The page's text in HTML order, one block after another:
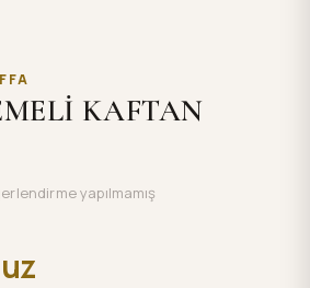
KAFTAN
yapılmamış